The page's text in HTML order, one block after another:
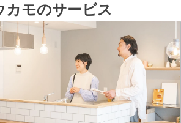
カモのサービス